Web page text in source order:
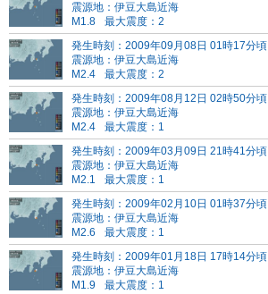
震源地：伊豆大島近海
M1.8
最大震度：2
発生時刻：2009年09月08日 01時17分頃
震源地：伊豆大島近海
M2.4
最大震度：2
発生時刻：2009年08月12日 02時50分頃
震源地：伊豆大島近海
M2.4
最大震度：1
発生時刻：2009年03月09日 21時41分頃
震源地：伊豆大島近海
M2.1
最大震度：1
発生時刻：2009年02月10日 01時37分頃
震源地：伊豆大島近海
M2.6
最大震度：1
発生時刻：2009年01月18日 17時14分頃
震源地：伊豆大島近海
M1.9
最大震度：1